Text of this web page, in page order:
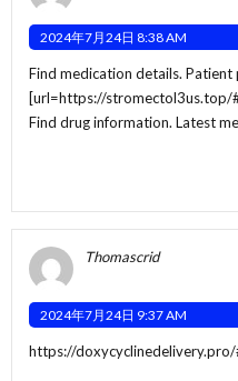
2024年7月24日 8:38 AM
Find medication details. Patient
[url=https://stromectol3us.top/
Find drug information. Latest
Thomascrid
2024年7月24日 9:37 AM
https://doxycyclinedelivery.pro/